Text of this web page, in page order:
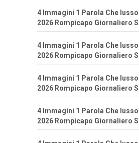
4 Immagini 1 Parola Che
2026 Rompicapo Giornaliero
4 Immagini 1 Parola Che
2026 Rompicapo Giornaliero
4 Immagini 1 Parola Che
2026 Rompicapo Giornaliero
4 Immagini 1 Parola Che
2026 Rompicapo Giornaliero